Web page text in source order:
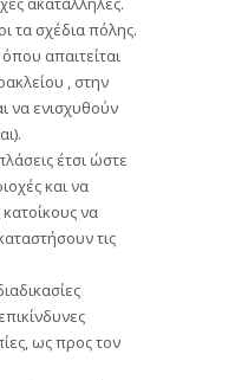
τα σχέδια πόλης.
απαιτείται
, στην
να ενισχυθούν
έτσι ώστε
και να
να
τις
ως προς τον